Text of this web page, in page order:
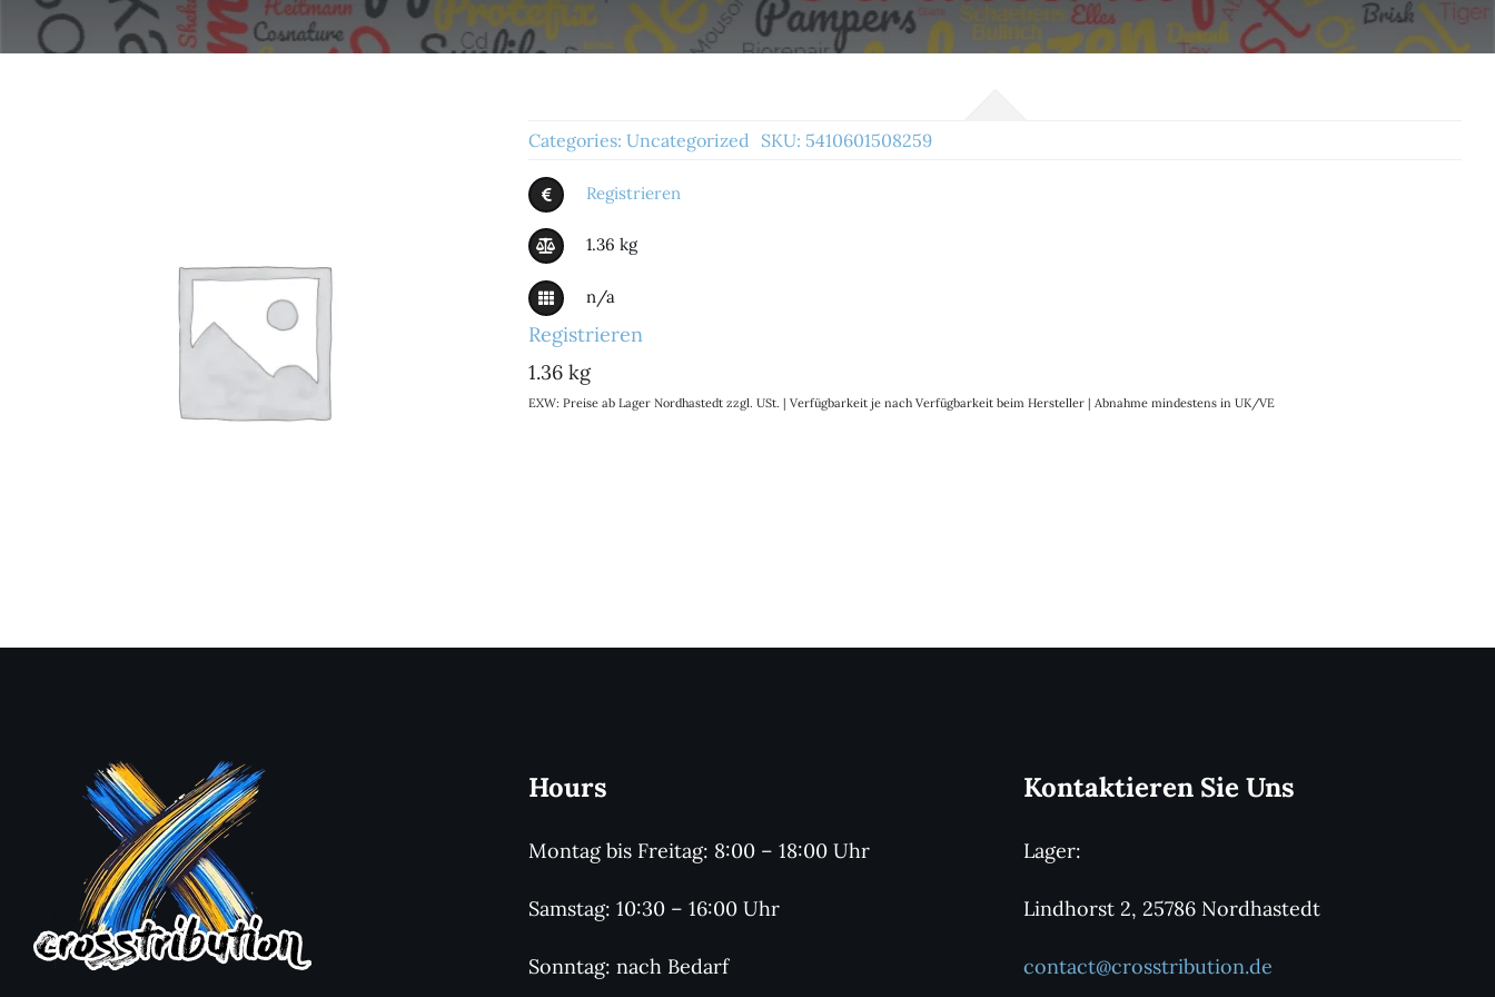
Categories:Uncategorized SKU: 5410601508259
Registrieren
1.36 kg
n/a
Registrieren
1.36 kg
EXW: Preise ab Lager Nordhastedt zzgl. USt. | Verfügbarkeit je nach Verfügbarkeit beim Hersteller | Abnahme mindestens in UK/VE
Hours
Montag bis Freitag: 8:00 – 18:00 Uhr
Samstag: 10:30 – 16:00 Uhr
Sonntag: nach Bedarf
Kontaktieren Sie Uns
Lager:
Lindhorst 2, 25786 Nordhastedt
contact@crosstribution.de